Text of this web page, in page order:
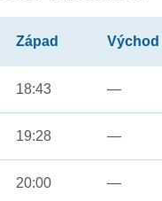
Západ Východ
18:43 —
19:28 —
20:00 —